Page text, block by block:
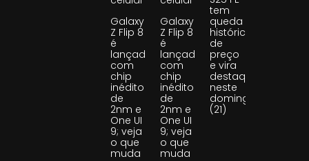
Galaxy
Z Flip 8
é
lançado
com
chip
inédito
de
2nm e
One UI
9; veja
o que
muda
Galaxy
Z Flip 8
é
lançado
com
chip
inédito
de
2nm e
One UI
9; veja
o que
muda
tem
queda
histórica
de
preço
e vira
destaque
neste
domingo
(21)